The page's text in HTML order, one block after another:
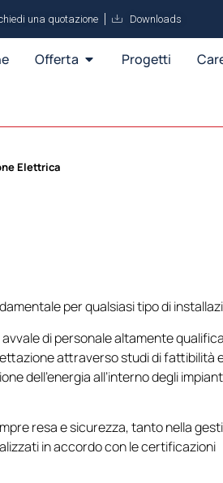
una quotazione Downloads
Offerta Progetti
Elettrica
per qualsiasi tipo di
di personale altamente
attraverso studi di fattibilità
dell’energia all’interno degli
resa e sicurezza, tanto nella
in accordo con le certificazioni